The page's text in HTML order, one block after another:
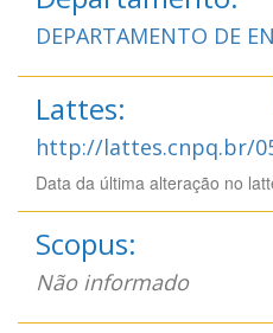
DEPARTAMENTO DE
Lattes:
http://lattes.cnpq.br/
Data da última alteração no
Scopus:
Não informado